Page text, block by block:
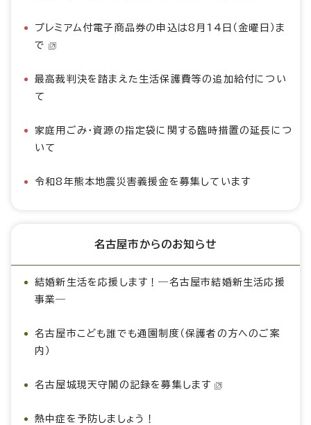
プレミアム付電子商品券の申込は8月14日（金曜日）ま
で
最高裁判決を踏まえた生活保護費等の追加給付につい
て
家庭用ごみ・資源の指定袋に関する臨時措置の延長につ
いて
令和8年熊本地震災害義援金を募集しています
名古屋市からのお知らせ
結婚新生活を応援します！―名古屋市結婚新生活応援
事業―
名古屋市こども誰でも通園制度（保護者の方へのご案
内）
名古屋城現天守閣の記録を募集します
熱中症を予防しましょう！